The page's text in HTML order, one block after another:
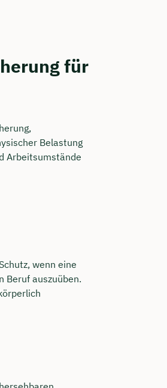
für
Belastung
Arbeitsumstände
wenn eine
Beruf auszuüben.